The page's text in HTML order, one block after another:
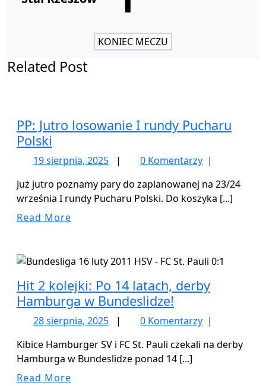
KONIEC MECZU
Related Post
PP: Jutro losowanie I rundy Pucharu
Polski
19 sierpnia, 202519
2025
| 0 Komentarzy |
Już jutro poznamy pary do zaplanowanej na 23/24
września I rundy Pucharu Polski. Do koszyka [...]
Read More
Hit 2 kolejki: Po 14 latach, derby
Hamburga w Bundeslidze!
28 sierpnia, 202528
2025
| 0 Komentarzy |
Kibice Hamburger SV i FC St. Pauli czekali na derby
Hamburga w Bundeslidze ponad 14 [...]
Read More